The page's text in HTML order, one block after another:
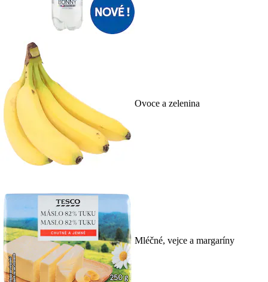
Ovoce a zelenina
Mléčné, vejce a margaríny